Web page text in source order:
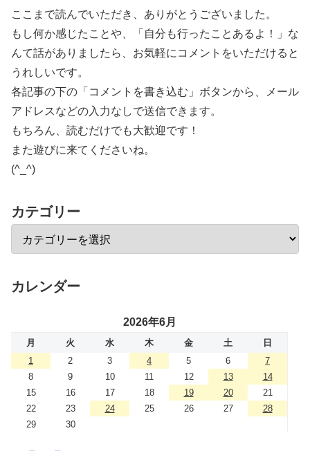
ここまで読んでいただき、ありがとうございました。
もし何か感じたことや、「自分も行ったことあるよ！」な
んて話がありましたら、お気軽にコメントをいただけると
うれしいです。
各記事の下の「コメントを書き込む」ボタンから、メール
アドレスなどの入力なしで送信できます。
もちろん、読むだけでも大歓迎です！
また遊びに来てくださいね。
(^_^)
カテゴリー
カレンダー
2026年6月
月 火 水 木 金 土
日
1
2 3 4 5 6
7
8
9 10 11 12 13
14
15
16 17 18 19 20
21
22
23 24 25 26 27
28
29
30